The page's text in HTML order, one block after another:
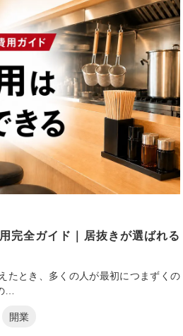
完全ガイド｜居抜きが選ばれる
たとき、多くの人が最初につまずくの
…
開業